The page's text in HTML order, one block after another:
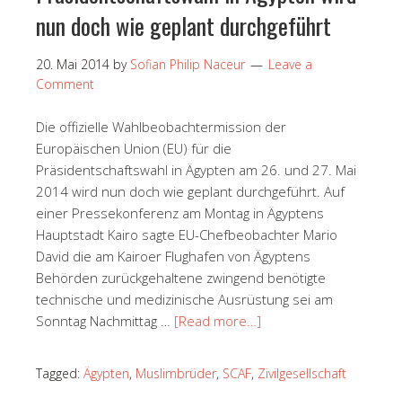
nun doch wie geplant durchgeführt
20. Mai 2014 by Sofian Philip Naceur
Leave a
Comment
Die offizielle Wahlbeobachtermission der
Europäischen Union (EU) für die
Präsidentschaftswahl in Ägypten am 26. und 27. Mai
2014 wird nun doch wie geplant durchgeführt. Auf
einer Pressekonferenz am Montag in Ägyptens
Hauptstadt Kairo sagte EU-Chefbeobachter Mario
David die am Kairoer Flughafen von Ägyptens
Behörden zurückgehaltene zwingend benötigte
technische und medizinische Ausrüstung sei am
Sonntag Nachmittag … [Read more…]
Tagged: Ägypten, Muslimbrüder, SCAF, Zivilgesellschaft